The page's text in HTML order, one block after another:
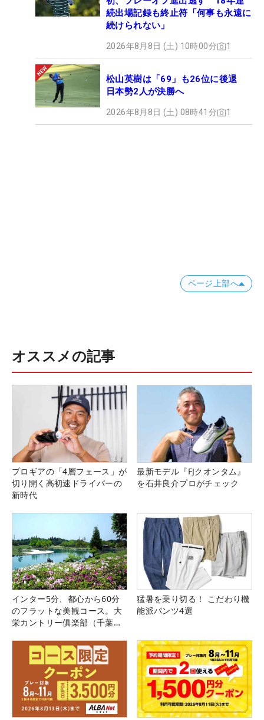
続出場記録も終止符「何事も永遠に
続けられない」
2026年8月8日 (土) 10時00分 1
松山英樹は「69」も26位に後退
日本勢2人が決勝へ
2026年8月8日 (土) 08時41分 1
ページ上部へ
オススメの記事
プロギアの「4層フェース」が
切り開く高初速ドライバーの
新時代
最新モデル『FJクオンタム』
を石井良介プロがチェック
インター5分、都心から60分
のフラットな美観コース。大
栄カントリー俱楽部（千葉
猛暑を乗り切る！ こだわり機
能派パンツ4選